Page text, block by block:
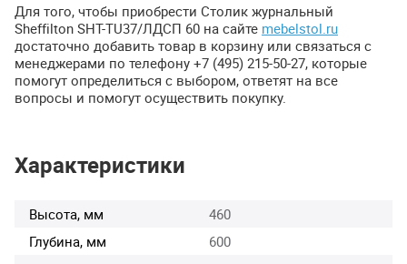
Для того, чтобы приобрести Столик журнальный
Sheffilton SHT-TU37/ЛДСП 60 на сайте mebelstol.ru
достаточно добавить товар в корзину или связаться с
менеджерами по телефону +7 (495) 215-50-27, которые
помогут определиться с выбором, ответят на все
вопросы и помогут осуществить покупку.
Характеристики
Высота, мм
460
Глубина, мм
600